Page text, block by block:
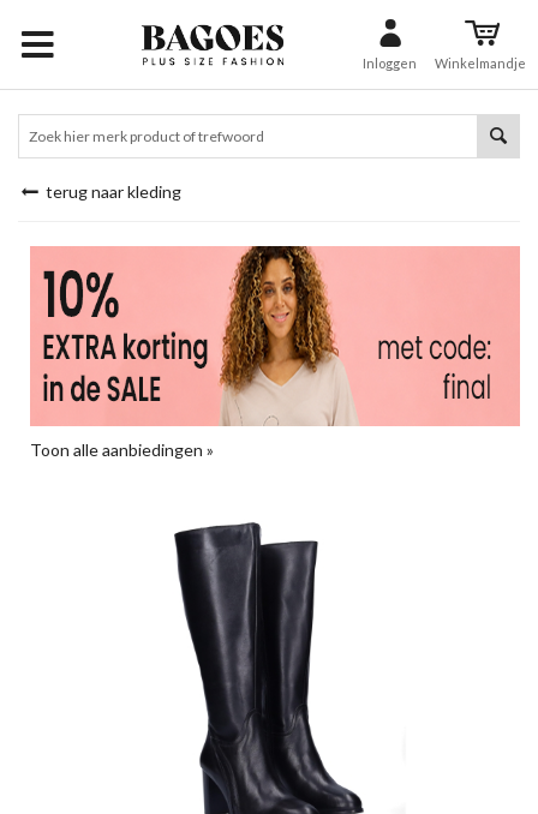
Inloggen Winkelmandje
terug naar kleding
Toon alle aanbiedingen »